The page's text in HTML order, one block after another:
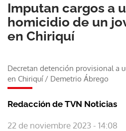
Imputan cargos a
homicidio de un
en Chiriquí
Decretan detención provisional a
en Chiriquí/ Demetrio Ábrego
Redacción de TVN Noticias
22 de noviembre 2023 - 14:08